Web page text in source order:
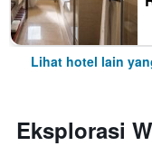
Lihat hotel lain
Eksplorasi